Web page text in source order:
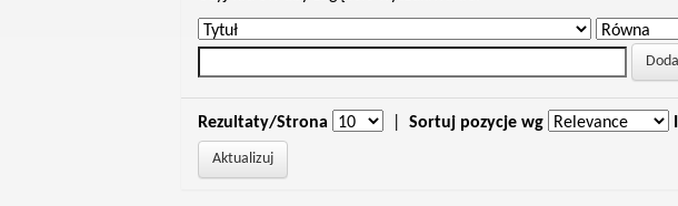
Rezultaty/Strona Sortuj pozycje wg